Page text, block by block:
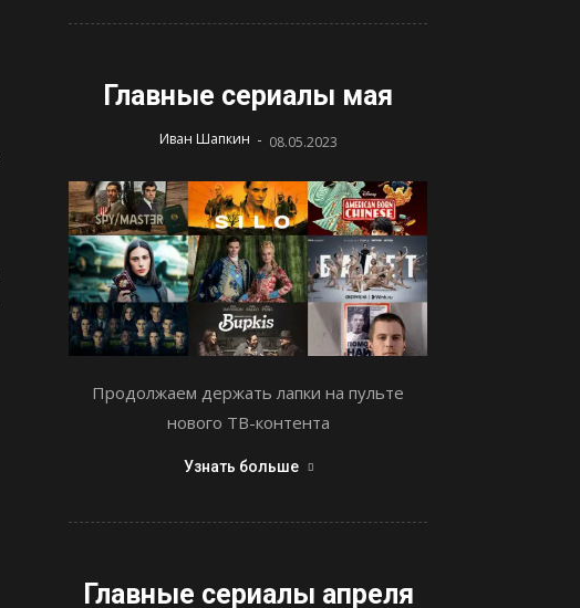
Главные сериалы мая
Иван Шапкин - 08.05.2023
Продолжаем держать лапки на пульте
нового ТВ-контента
Узнать больше
Главные сериалы апреля